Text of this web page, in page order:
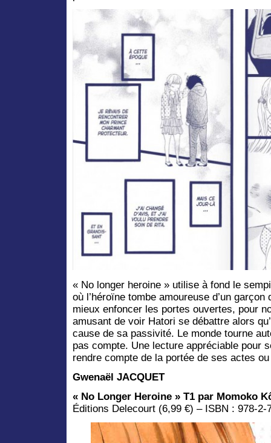
« No longer heroine » utilise à fond le
où l’héroïne tombe amoureuse d’un
mieux enfoncer les portes ouvertes, pour
amusant de voir Hatori se débattre alors
cause de sa passivité. Le monde tourne
pas compte. Une lecture appréciable pour
rendre compte de la portée de ses actes
Gwenaël JACQUET
« No Longer Heroine » T1 par Momoko
Éditions Delecourt (6,99 €) – ISBN : 978-2-